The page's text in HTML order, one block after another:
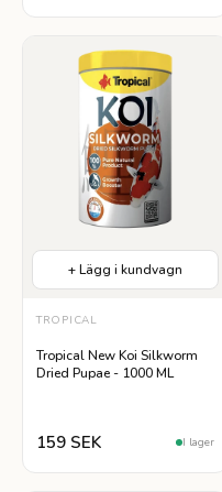
+ Lägg i kundvagn
TROPICAL
Tropical New Koi Silkworm
Dried Pupae - 1000 ML
159 SEK I lager